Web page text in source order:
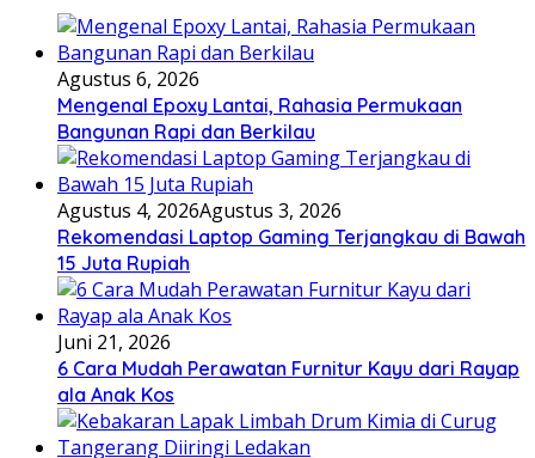
Agustus 6, 2026
Mengenal Epoxy Lantai, Rahasia Permukaan
Bangunan Rapi dan Berkilau
Agustus 4, 2026Agustus 3, 2026
Rekomendasi Laptop Gaming Terjangkau di Bawah
15 Juta Rupiah
Juni 21, 2026
6 Cara Mudah Perawatan Furnitur Kayu dari Rayap
ala Anak Kos